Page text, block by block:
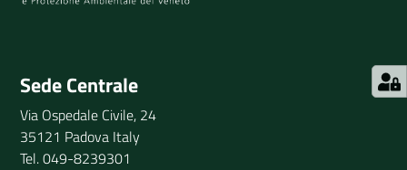
Sede Centrale
Via Ospedale Civile, 24
35121 Padova Italy
Tel. 049-8239301